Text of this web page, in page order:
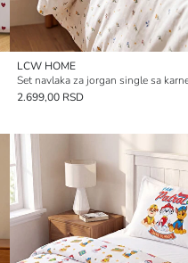
LCW HOME
2.699,00 RSD